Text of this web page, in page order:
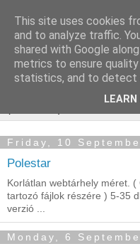
Online
körű
Friday, 10
Polestar
Korlátlan webtárhely méret.
tartozó fájlok részére ) 5-35
verzió ...
Monday, 6
This site uses cookies
and to analyze traffic.
shared with Google
metrics to ensure
statistics, and to detect